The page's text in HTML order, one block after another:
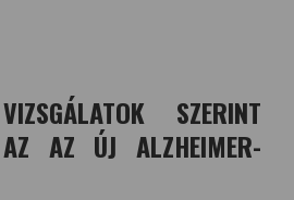
SZERINT
AZ AZ ÚJ ALZHEIMER-